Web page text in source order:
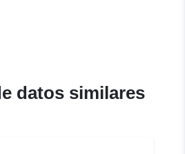
datos similares